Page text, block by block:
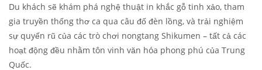
Du khách sẽ khám phá nghệ thuật in khắc gỗ tinh xảo, tham
gia truyền thống thơ ca qua câu đố đèn lồng, và trải nghiệm
sự quyến rũ của các trò chơi nongtang Shikumen – tất cả các
hoạt động đều nhằm tôn vinh văn hóa phong phú của Trung
Quốc.